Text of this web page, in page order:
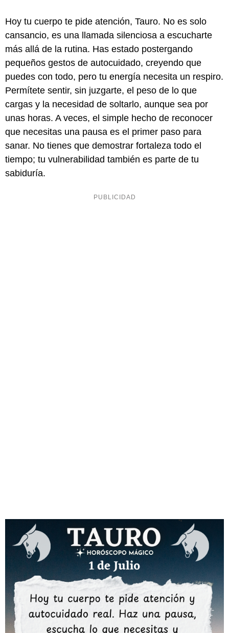
Hoy tu cuerpo te pide atención, Tauro. No es solo
cansancio, es una llamada silenciosa a escucharte
más allá de la rutina. Has estado postergando
pequeños gestos de autocuidado, creyendo que
puedes con todo, pero tu energía necesita un respiro.
Permítete sentir, sin juzgarte, el peso de lo que
cargas y la necesidad de soltarlo, aunque sea por
unas horas. A veces, el simple hecho de reconocer
que necesitas una pausa es el primer paso para
sanar. No tienes que demostrar fortaleza todo el
tiempo; tu vulnerabilidad también es parte de tu
sabiduría.